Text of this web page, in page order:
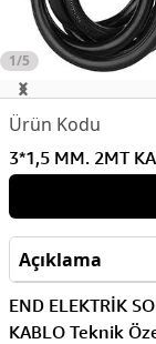
1/5
3*1,5 MM. 2MT
Açıklama
END ELEKTRİK
KABLO Teknik